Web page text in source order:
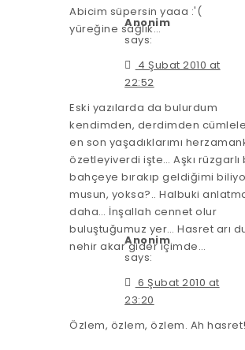
Abicim süpersin yaaa :'(
yüreğine sağlık…
Anonim
says:
4 Şubat 2010 at
22:52
Eski yazılarda da bulurdum
kendimden, derdimden
en son yaşadıklarımı
özetleyiverdi işte… Aşkı rüzgarlı
bahçeye bırakıp geldiğimi
musun, yoksa?.. Halbuki
daha… İnşallah cennet olur
buluştuğumuz yer… Hasret arı
nehir akar gider içimde…
Anonim
says:
6 Şubat 2010 at
23:20
Özlem, özlem, özlem. Ah